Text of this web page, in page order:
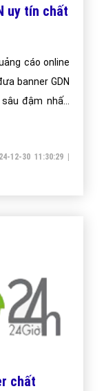
uy tín chất
cáo online
banner GDN
đậm nhất,
12-30 11:30:29
chất